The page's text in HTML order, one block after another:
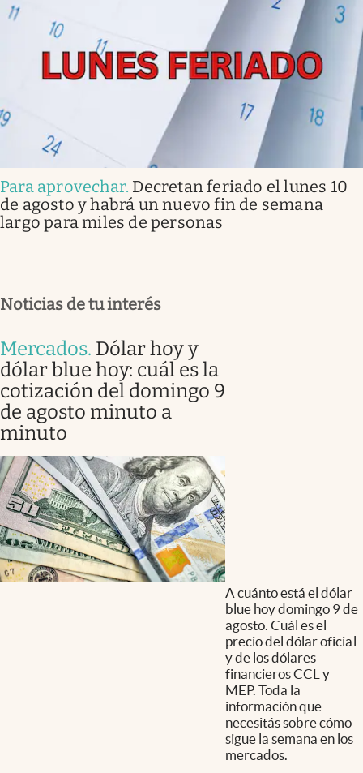
Para aprovechar. Decretan feriado el lunes 10
de agosto y habrá un nuevo fin de semana
largo para miles de personas
Noticias de tu interés
Mercados. Dólar hoy y
dólar blue hoy: cuál es la
cotización del domingo 9
de agosto minuto a
minuto
A cuánto está el dólar
blue hoy domingo 9 de
agosto. Cuál es el
precio del dólar oficial
y de los dólares
financieros CCL y
MEP. Toda la
información que
necesitás sobre cómo
sigue la semana en los
mercados.